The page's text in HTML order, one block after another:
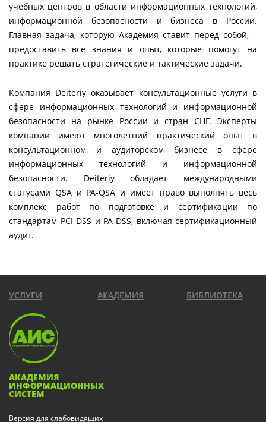
учебных центров в области информационных технологий,
информационной безопасности и бизнеса в России.
Главная задача, которую Академия ставит перед собой, –
предоставить все знания и опыт, которые помогут на
практике решать стратегические и тактические задачи.
Компания Deiteriy оказывает консультационные услуги в
сфере информационных технологий и информационной
безопасности на рынке России и стран СНГ. Эксперты
компании имеют многолетний практический опыт в
консультационном и аудиторском бизнесе в сфере
информационных технологий и информационной
безопасности. Deiteriy обладает международными
статусами QSA и PA-QSA и имеет право выполнять весь
комплекс работ по подготовке и сертификации по
стандартам PCI DSS и PA-DSS, включая сертификационный
аудит.
УСЛУГИ АКАДЕМИЯ БИБЛИОТЕКА
АКАДЕМИЯ
ИНФОРМАЦИОННЫХ
СИСТЕМ
Версия для слабовидящих